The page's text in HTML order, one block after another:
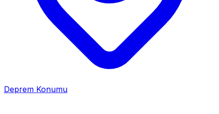
Deprem Konumu